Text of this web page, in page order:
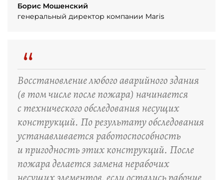
Борис Мошенский
генеральный директор компании Maris
“
Восстановление любого аварийного здания
(в том числе после пожара) начинается
с технического обследования несущих
конструкций. По результату обследования
устанавливается работоспособность
и пригодность этих конструкций. После
пожара делается замена нерабочих